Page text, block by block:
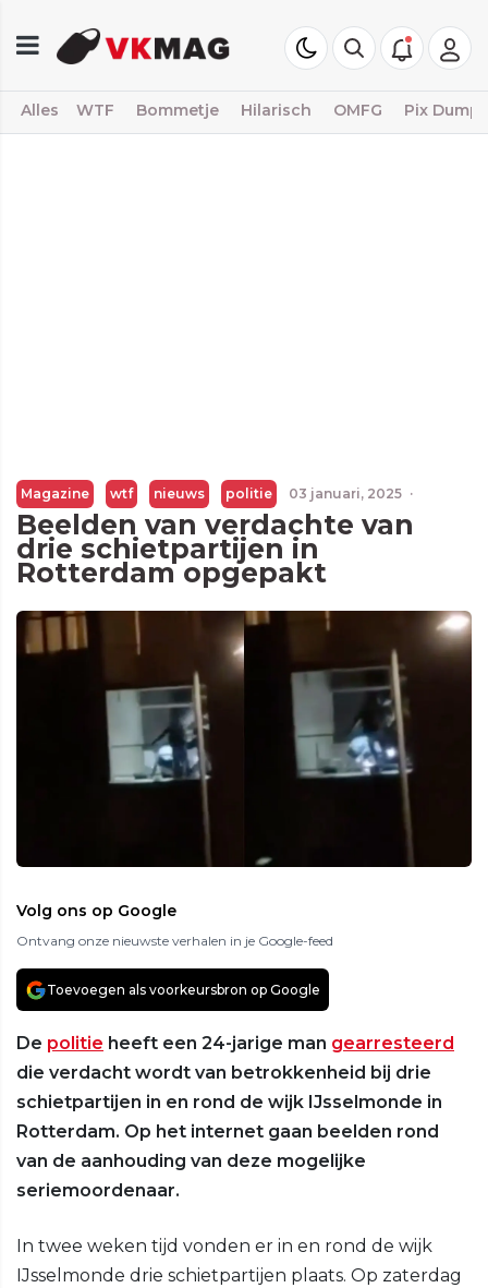
Alles WTF Bommetje Hilarisch OMFG Pix Dump
Magazine wtf nieuws politie 03 januari, 2025 ·
Beelden van verdachte van
drie schietpartijen in
Rotterdam opgepakt
Volg ons op Google
Ontvang onze nieuwste verhalen in je Google-feed
Toevoegen als voorkeursbron op Google
De politie heeft een 24-jarige man gearresteerd
die verdacht wordt van betrokkenheid bij drie
schietpartijen in en rond de wijk IJsselmonde in
Rotterdam. Op het internet gaan beelden rond
van de aanhouding van deze mogelijke
seriemoordenaar.
In twee weken tijd vonden er in en rond de wijk
IJsselmonde drie schietpartijen plaats. Op zaterdag